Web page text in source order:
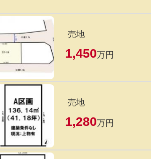
売地
1,450万円
売地
1,280万円